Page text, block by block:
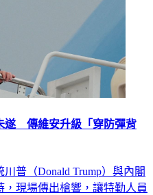
遂 傳維安升級「穿防彈背
普（Donald Trump）與內閣
現場傳出槍響，讓特勤人員